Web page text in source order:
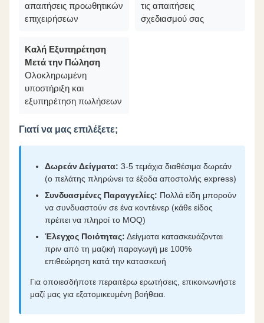
απαιτήσεις προωθητικών
επιχειρήσεων
τις απαιτήσεις
σχεδιασμού σας
Καλή Εξυπηρέτηση
Μετά την Πώληση
Ολοκληρωμένη
υποστήριξη και
εξυπηρέτηση πωλήσεων
Γιατί να μας επιλέξετε;
Δωρεάν Δείγματα: 3-5 τεμάχια διαθέσιμα δωρεάν
(ο πελάτης πληρώνει τα έξοδα αποστολής express)
Συνδυασμένες Παραγγελίες: Πολλά είδη μπορούν
να συνδυαστούν σε ένα κοντέινερ (κάθε είδος
πρέπει να πληροί το MOQ)
Έλεγχος Ποιότητας: Δείγματα κατασκευάζονται
πριν από τη μαζική παραγωγή με 100%
επιθεώρηση κατά την κατασκευή
Για οποιεσδήποτε περαιτέρω ερωτήσεις, επικοινωνήστε
μαζί μας για εξατομικευμένη βοήθεια.